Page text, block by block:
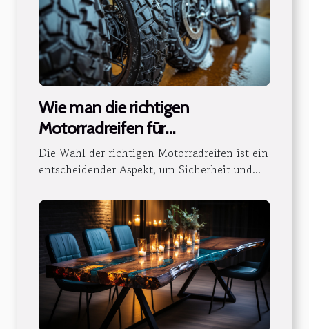
Wie man die richtigen
Motorradreifen für
unterschiedliche
Fahrbahnbedingungen auswählt
Die Wahl der richtigen Motorradreifen ist ein
entscheidender Aspekt, um Sicherheit und...